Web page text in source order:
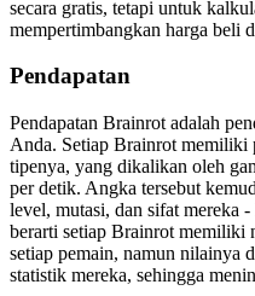
secara gratis, tetapi untuk
mempertimbangkan harga beli
Pendapatan
Pendapatan Brainrot adalah
Anda. Setiap Brainrot memiliki
tipenya, yang dikalikan oleh
per detik. Angka tersebut
level, mutasi, dan sifat mereka
berarti setiap Brainrot memiliki
setiap pemain, namun nilainya
statistik mereka, sehingga